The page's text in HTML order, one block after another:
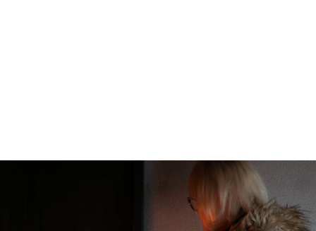
Sofronije se vratio u Jerusalim, gde je nastavio
da se bori za pravu veru i učvršćivanje